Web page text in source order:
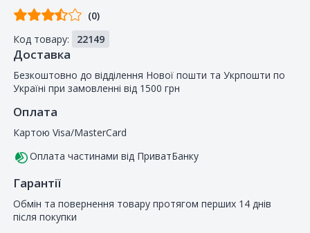
Відгуків
покупців
(0)
Код товару:
22149
Доставка
Безкоштовно до відділення Нової пошти та Укрпошти по
Україні при замовленні від 1500 грн
Оплата
Картою Visa/MasterCard
Оплата частинами від ПриватБанку
Гарантії
Обмін та повернення товару протягом перших 14 днів
після покупки